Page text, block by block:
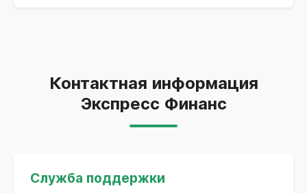
Контактная информация
Экспресс Финанс
Служба поддержки